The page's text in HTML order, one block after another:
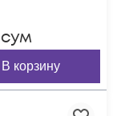
сум
В корзину